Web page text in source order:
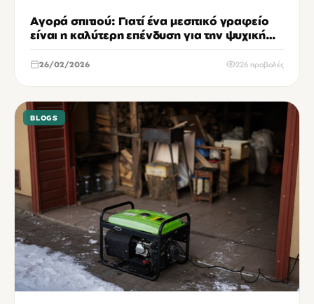
Αγορά σπιτιού: Γιατί ένα μεσιτικό γραφείο
είναι η καλύτερη επένδυση για την ψυχική
σου υγεία
26/02/2026 226 προβολές
BLOGS